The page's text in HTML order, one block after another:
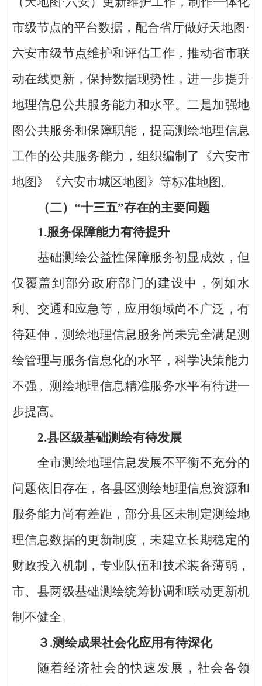
市级节点的平台数据，配合省厅做好天地图·
六安市级节点维护和评估工作，推动省市联
动在线更新，保持数据现势性，进一步提升
地理信息公共服务能力和水平。二是加强地
图公共服务和保障职能，提高测绘地理信息
工作的公共服务能力，组织编制了《六安市
地图》《六安市城区地图》等标准地图。
（二） “十三五”存在的主要问题
1.服务保障能力有待提升
基础测绘公益性保障服务初显成效，但
仅覆盖到部分政府部门的建设中，例如水
利、交通和应急等，应用领域尚不广泛，有
待延伸，测绘地理信息服务尚未完全满足测
绘管理与服务信息化的水平，科学决策能力
不强。测绘地理信息精准服务水平有待进一
步提高。
2.县区级基础测绘有待发展
全市测绘地理信息发展不平衡不充分的
问题依旧存在，各县区测绘地理信息资源和
服务能力尚有差距，部分县区未制定测绘地
理信息数据的更新制度，未建立长期稳定的
财政投入机制，专业队伍和技术装备薄弱，
市、县两级基础测绘统筹协调和联动更新机
制不健全。
３ .测绘成果社会化应用有待深化
随着经济社会的快速发展，社会各领